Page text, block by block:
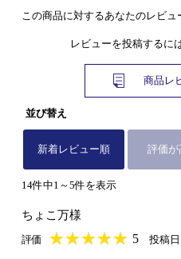
この商品に対するあなたのレビュ
レビューを投稿するに
商品レ
並び替え
新着レビュー順 評価が
14件中1～5件を表示
ちょこ万様
評価 ★★★★★
★★★★★ 5 投稿